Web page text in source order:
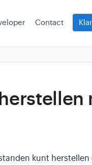
Contact
kunt